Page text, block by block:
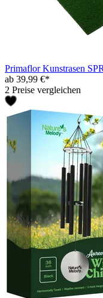
Primaflor Kunstrasen
ab 39,99 €*
2 Preise vergleichen